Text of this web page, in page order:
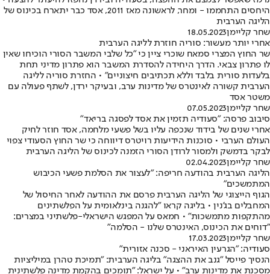
היחסים התחממו - ומחר, לראשונה מאז 2011, אסד כבר יתארח בכינוס של
הליגה הערבית
שחר קליימן18.05.2023
אחרי יותר מעשור: סוריה חוזרת לליגה הערבית
שר החוץ המצרי סמאח שוכרי ציין כי "כל שלבי המשבר הסורי הוכיחו שאין
לו פתרון צבאי. הדרך היחידה להסדרת המשבר הוא פתרון מדיני תחת
בלעדות סורית בלבד וללא תכתיבים חיצוניים" • החזרת סוריה לליגה
הערבית קשורה לאינטרס של מדינות ערב, ובעיקר ירדן, לשתף פעולה עם
משטר אסד
שחר קליימן07.05.2023
סיבוב פרסה: "סעודיה תזמין את אסד לפסגה בריאד"
אחרי שנים של בידוד שנכפה עליו בשל פשעי מלחמה, אסד חוזר לחיק
העולם הערבי • סוכנות הידיעות רויטרס דיווחה כי שר החוץ הסעודי צפוי
לבקר בדמשק ולמסור לרודן הסורי הזמנה לכינוס של הליגה הערבית
שחר קליימן02.04.2023
הליגה הערבית בהודעה חריפה: "לעצור את הסלמת פשעי הכיבוש
המתמשכים"
הגוף הייצוגי של הליגה הערבית פרסם את ההודעה לאחר החיסול של
המחבלים בג'נין • בליגה קראו "להגנה בינלאומית על הפלשתינים
מהתקפות מתמשכות" • חמאס על המפגש הישראלי-פלשתיני במצרים:
"דוחים את הכינוס, האינטרס שלנו - הסלמה"
שחר קליימן17.03.2023
סעודיה: "הגרעין האיראני - סכנה אזורית"
הנסיך פייסל "גנב את ההצגה" בליגה הערבית: "תמיכת טהרן במיליציות
מסכנת את מדינות ערב" • על ישראל: "תומכים בהקמת מדינה פלשתינית